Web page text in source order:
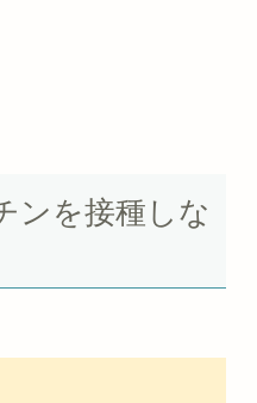
ンを接種しな